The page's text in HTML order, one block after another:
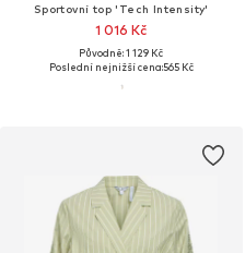
Sportovní top 'Tech Intensity'
1 016 Kč
Původně: 1 129 Kč
Poslední nejnižší cena:565 Kč